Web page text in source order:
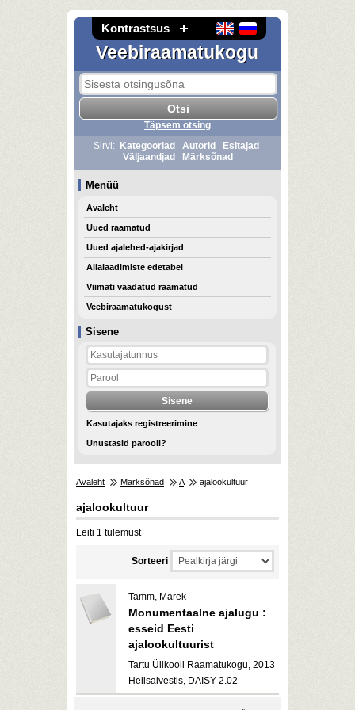
Kontrastsus
Veebiraamatukogu
Sisene
Kasutajaks registreerimine
Unustasid parooli?
Täpsem otsing
Sirvi:
Kategooriad Autorid
Esitajad
Väljaandjad
Märksõnad
Menüü
Avaleht
Uued raamatud
Uued ajalehed-ajakirjad
Allalaadimiste edetabel
Viimati vaadatud raamatud
Veebiraamatukogust
Avaleht Märksõnad A ajalookultuur
ajalookultuur
Leiti 1 tulemust
Sorteeri
Tamm, Marek
Monumentaalne ajalugu :
esseid Eesti
ajalookultuurist
Tartu Ülikooli Raamatukogu, 2013
Helisalvestis, DAISY 2.02